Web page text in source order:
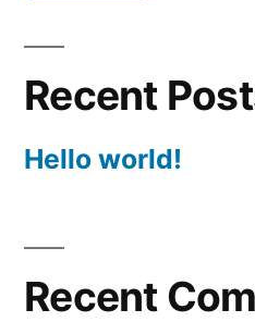
Recent
Hello world!
Recent